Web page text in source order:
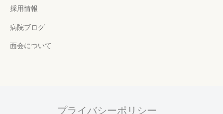
採用情報
病院ブログ
面会について
プライバシーポリシー